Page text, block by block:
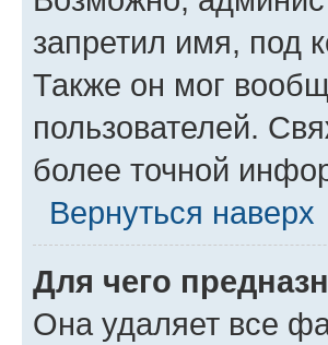
запретил имя, под
Также он мог
пользователей.
более точной
Вернуться наверх
Для чего
Она удаляет все